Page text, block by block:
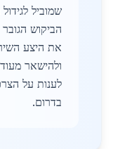
שמוביל
הביקוש
את היצע
ולהישאר
לענות על
בדרום.